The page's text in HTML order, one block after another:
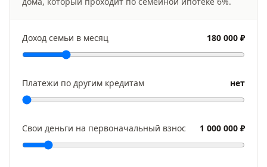
Доход семьи в месяц 180 000 ₽
Платежи по другим кредитам нет
Свои деньги на первоначальный взнос 1 000 000 ₽